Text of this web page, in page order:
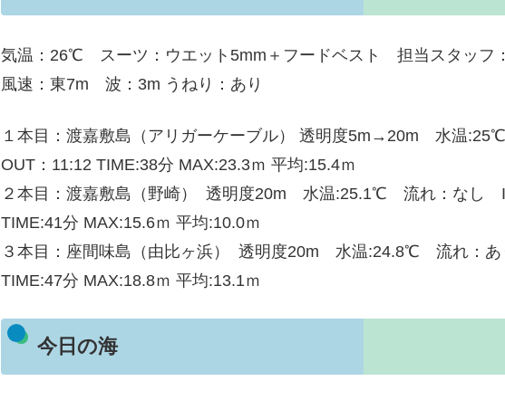
気温：26℃ スーツ：ウエット5mm＋フードベスト 担当スタッフ：
風速：東7m 波：3m うねり：あり
１本目：渡嘉敷島（アリガーケーブル） 透明度5m→20m 水温
OUT：11:12 TIME:38分 MAX:23.3ｍ 平均:15.4ｍ
２本目：渡嘉敷島（野崎） 透明度20m 水温:25.1℃ 流れ：なし
TIME:41分 MAX:15.6ｍ 平均:10.0ｍ
３本目：座間味島（由比ヶ浜） 透明度20m 水温:24.8℃ 流れ：
TIME:47分 MAX:18.8ｍ 平均:13.1ｍ
今日の海